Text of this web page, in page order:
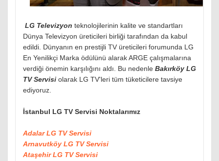
LG Televizyon teknolojilerinin kalite ve standartları
Dünya Televizyon üreticileri birliği tarafından da kabul
edildi. Dünyanın en prestijli TV üreticileri forumunda LG
En Yenilikçi Marka ödülünü alarak ARGE çalışmalarına
verdiği önemin karşılığını aldı. Bu nedenle Bakırköy LG
TV Servisi olarak LG TV'leri tüm tüketicilere tavsiye
ediyoruz.
İstanbul LG TV Servisi Noktalarımız
Adalar LG TV Servisi
Arnavutköy LG TV Servisi
Ataşehir LG TV Servisi